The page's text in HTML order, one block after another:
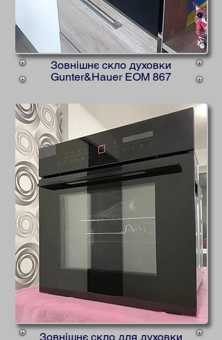
Зовнішнє скло духовки
Gunter&Hauer EOM 867
Зовнішнє скло для духовки